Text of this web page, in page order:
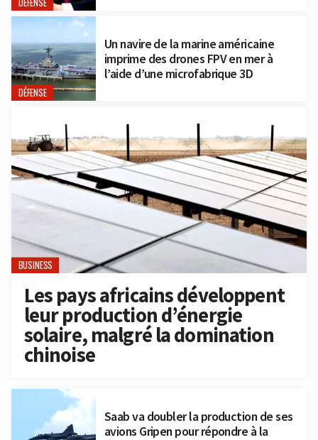
DÉFENSE
DÉFENSE
Un navire de la marine américaine
imprime des drones FPV en mer à
l’aide d’une microfabrique 3D
BUSINESS
Les pays africains développent
leur production d’énergie
solaire, malgré la domination
chinoise
Saab va doubler la production de ses
avions Gripen pour répondre à la